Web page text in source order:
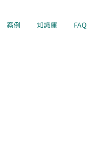
案例 知識庫 FAQ